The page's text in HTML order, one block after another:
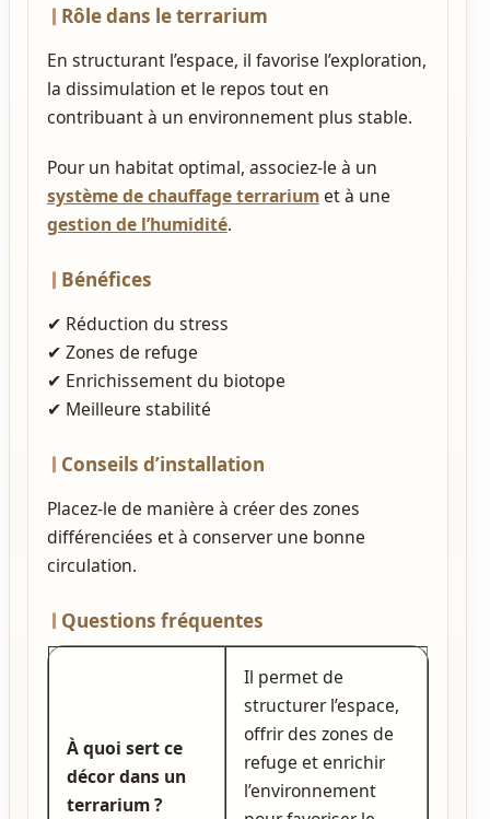
Rôle dans le terrarium
En structurant l’espace, il favorise l’exploration,
la dissimulation et le repos tout en
contribuant à un environnement plus stable.
Pour un habitat optimal, associez‑le à un
système de chauffage terrariumet à une
gestion de l’humidité.
Bénéfices
✔ Réduction du stress
✔ Zones de refuge
✔ Enrichissement du biotope
✔ Meilleure stabilité
Conseils d’installation
Placez‑le de manière à créer des zones
différenciées et à conserver une bonne
circulation.
Questions fréquentes
À quoi sert ce
décor dans un
terrarium ?
Il permet de
structurer l’espace,
offrir des zones de
refuge et enrichir
l’environnement